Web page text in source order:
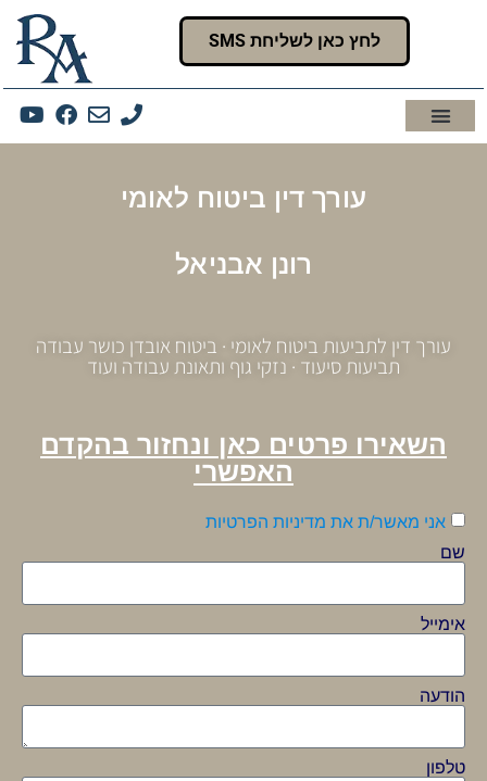
לחץ כאן לשליחת SMS
עורך דין ביטוח לאומי
רונן אבניאל
עורך דין לתביעות ביטוח לאומי · ביטוח אובדן כושר עבודה
תביעות סיעוד · נזקי גוף ותאונת עבודה ועוד
השאירו פרטים כאן ונחזור בהקדם
האפשרי
אני מאשר/ת את מדיניות הפרטיות
שם
אימייל
הודעה
טלפון